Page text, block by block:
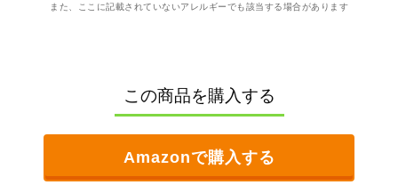
また、ここに記載されていないアレルギーでも該当する場合があります
この商品を購入する
Amazonで購入する